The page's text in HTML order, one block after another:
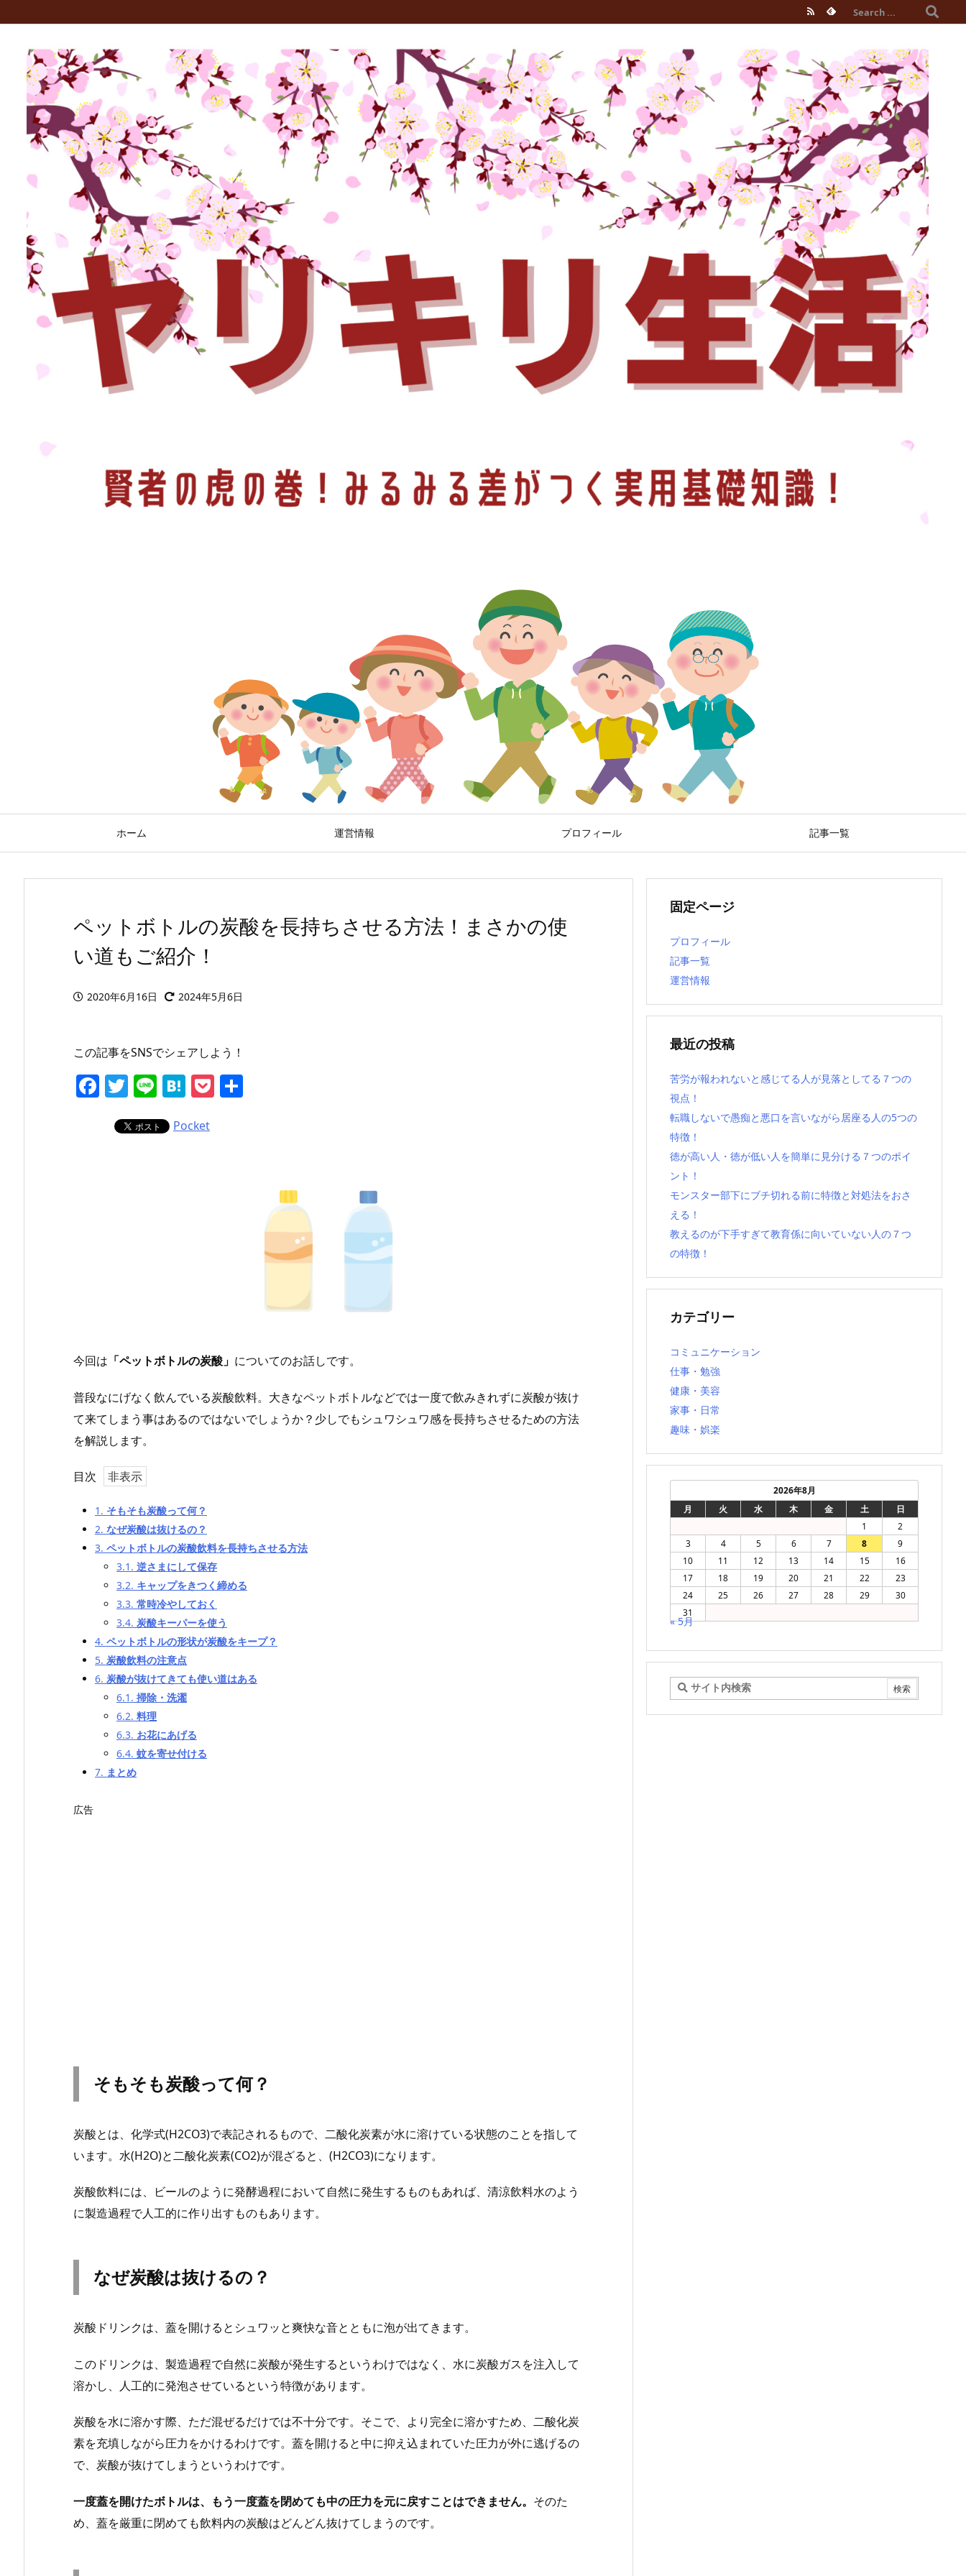
ホーム 運営情報 プロフィール 記事一覧
ペットボトルの炭酸を長持ちさせる方法！まさかの使
い道もご紹介！
2020年6月16日 2024年5月6日
この記事をSNSでシェアしよう！
F T
itt
Li
e
H
e
P
Pocket
今回は 「ペットボトルの炭酸」 についてのお話しです。
普段なにげなく飲んでいる炭酸飲料。大きなペットボトルなどでは一度で飲みきれずに炭酸が抜け
て来てしまう事はあるのではないでしょうか？少しでもシュワシュワ感を長持ちさせるための方法
を解説します。
目次
1. そもそも炭酸って何？
2. なぜ炭酸は抜けるの？
3. ペットボトルの炭酸飲料を長持ちさせる方法
3.1. 逆さまにして保存
3.2. キャップをきつく締める
3.3. 常時冷やしておく
3.4. 炭酸キーパーを使う
4. ペットボトルの形状が炭酸をキープ？
5. 炭酸飲料の注意点
6. 炭酸が抜けてきても使い道はある
6.1. 掃除・洗濯
6.2. 料理
6.3. お花にあげる
6.4. 蚊を寄せ付ける
7. まとめ
広告
そもそも炭酸って何？
炭酸とは、化学式(H2CO3)で表記されるもので、二酸化炭素が水に溶けている状態のことを指して
います。水(H2O)と二酸化炭素(CO2)が混ざると、(H2CO3)になります。
炭酸飲料には、ビールのように発酵過程において自然に発生するものもあれば、清涼飲料水のよう
に製造過程で人工的に作り出すものもあります。
なぜ炭酸は抜けるの？
炭酸ドリンクは、蓋を開けるとシュワッと爽快な音とともに泡が出てきます。
このドリンクは、製造過程で自然に炭酸が発生するというわけではなく、水に炭酸ガスを注入して
溶かし、人工的に発泡させているという特徴があります。
炭酸を水に溶かす際、ただ混ぜるだけでは不十分です。そこで、より完全に溶かすため、二酸化炭
素を充填しながら圧力をかけるわけです。蓋を開けると中に抑え込まれていた圧力が外に逃げるの
で、炭酸が抜けてしまうというわけです。
一度蓋を開けたボトルは、もう一度蓋を閉めても中の圧力を元に戻すことはできません。 そのた
め、蓋を厳重に閉めても飲料内の炭酸はどんどん抜けてしまうのです。
固定ページ
プロフィール
記事一覧
運営情報
最近の投稿
苦労が報われないと感じてる人が見落としてる７つの
視点！
転職しないで愚痴と悪口を言いながら居座る人の5つの
特徴！
徳が高い人・徳が低い人を簡単に見分ける７つのポイ
ント！
モンスター部下にブチ切れる前に特徴と対処法をおさ
える！
教えるのが下手すぎて教育係に向いていない人の７つ
の特徴！
カテゴリー
コミュニケーション
仕事・勉強
健康・美容
家事・日常
趣味・娯楽
2026年8月
月
火 水 木 金 土
日
1
2
3
4 5 6 7 8
9
10
11 12 13 14 15
16
17
18 19 20 21 22
23
24
25 26 27 28 29
30
31
« 5月